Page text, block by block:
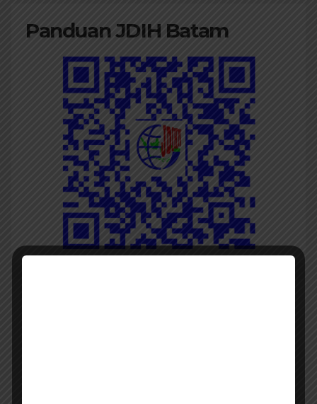
Panduan JDIH Batam